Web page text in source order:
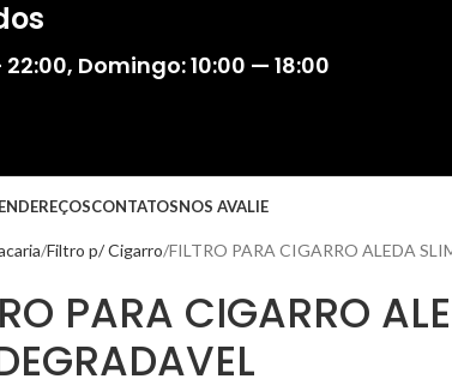
22:00, Domingo: 10:00 — 18:00
ENDEREÇOSCONTATOSNOS AVALIE
Filtro p/ Cigarro FILTRO PARA CIGARRO ALEDA
PARA CIGARRO